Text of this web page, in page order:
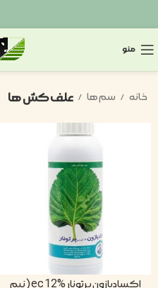
منو
خانه سم ها علف کش ها
اکسادیازون پرتونار ec 12% (نیم